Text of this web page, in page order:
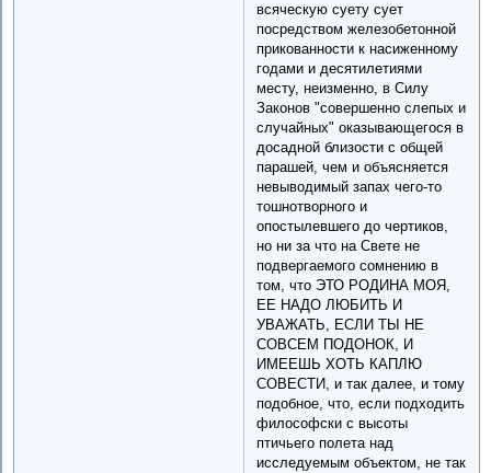
всяческую суету сует
посредством железобетонной
прикованности к насиженному
годами и десятилетиями
месту, неизменно, в Силу
Законов "совершенно слепых и
случайных" оказывающегося в
досадной близости с общей
парашей, чем и объясняется
невыводимый запах чего-то
тошнотворного и
опостылевшего до чертиков,
но ни за что на Свете не
подвергаемого сомнению в
том, что ЭТО РОДИНА МОЯ,
ЕЕ НАДО ЛЮБИТЬ И
УВАЖАТЬ, ЕСЛИ ТЫ НЕ
СОВСЕМ ПОДОНОК, И
ИМЕЕШЬ ХОТЬ КАПЛЮ
СОВЕСТИ, и так далее, и тому
подобное, что, если подходить
философски с высоты
птичьего полета над
исследуемым объектом, не так